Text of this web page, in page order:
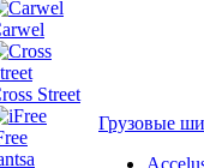
Street
Грузовые